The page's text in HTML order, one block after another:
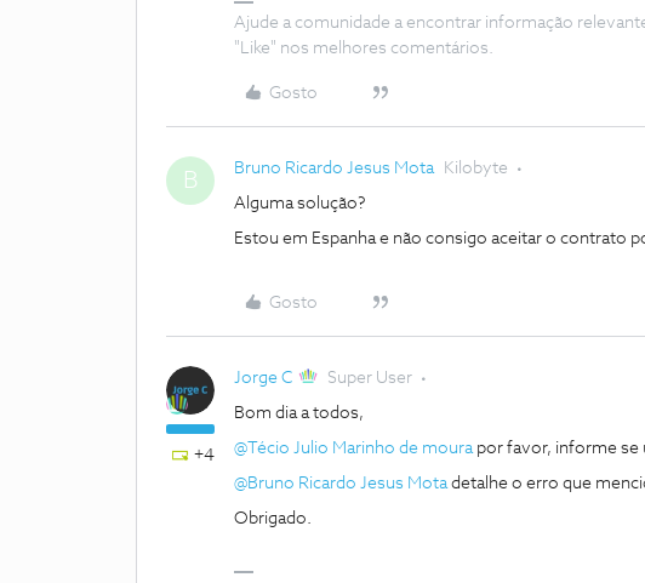
Ajude a comunidade a encontrar informação
"Like" nos melhores comentários.
Gosto
B Bruno Ricardo Jesus Mota Kilobyte
Alguma solução?
Estou em Espanha e não consigo aceitar o contrato
Gosto
+4
Jorge C Super User
Bom dia a todos,
@Técio Julio Marinho de mourapor favor, informe se
@Bruno Ricardo Jesus Motadetalhe o erro que
Obrigado.